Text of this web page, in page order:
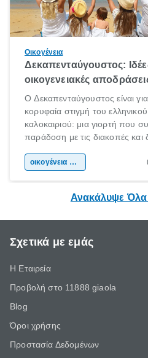
Οικογένεια
Δεκαπενταύγουστος:
οικογενειακές
Ο Δεκαπενταύγουστος είναι
κορυφαία στιγμή του ελληνικού
καλοκαιριού: μια γιορτή που
παράδοση με τις διακοπές και
χώρας. Είτε πρόκειται για
οικογένεια & παιδί
Ανακάλυψε
Σχετικά με εμάς
Η Εταιρεία
Προβολή στο 11888 giaola
Blog
Όροι χρήσης
Προστασία Δεδομένων